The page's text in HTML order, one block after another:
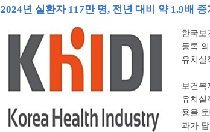
2024년 실환자 117만 명, 전년 대비 약 1.9배 증
한국보
등록
유치실
보건복
유치실
용을
과가